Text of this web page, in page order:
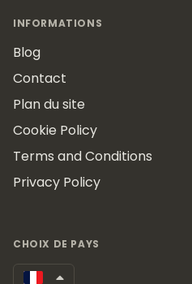
INFORMATIONS
Blog
Contact
Plan du site
Cookie Policy
Terms and Conditions
Privacy Policy
CHOIX DE PAYS